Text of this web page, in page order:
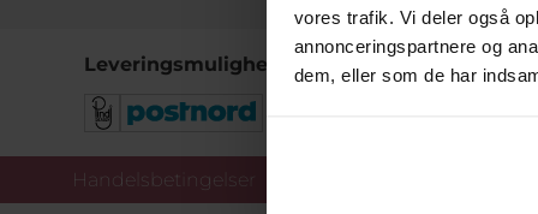
vores trafik. Vi deler også
annonceringspartnere og
dem, eller som de har
Leveringsmuligheder
Handelsbetingelser